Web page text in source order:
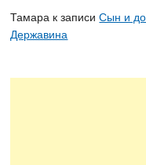
Тамара к записиСын и
Державина